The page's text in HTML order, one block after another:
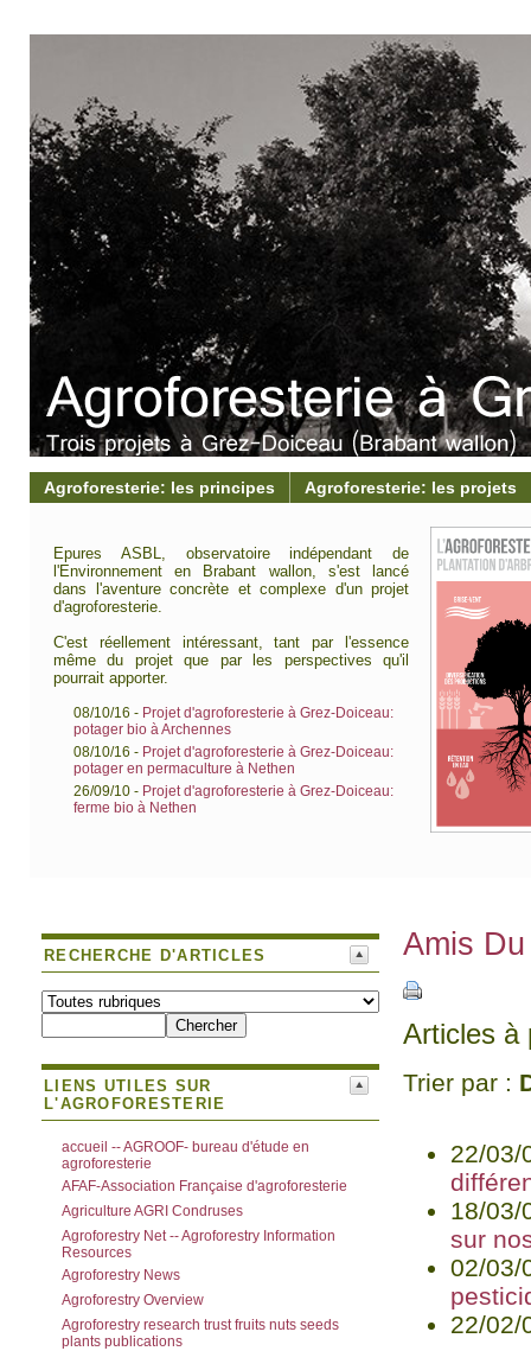
Agroforesterie: les principes Agroforesterie: les projets
Epures ASBL, observatoire indépendant de
l'Environnement en Brabant wallon, s'est lancé
dans l'aventure concrète et complexe d'un projet
d'agroforesterie.
C'est réellement intéressant, tant par l'essence
même du projet que par les perspectives qu'il
pourrait apporter.
08/10/16 - Projet d'agroforesterie à Grez-Doiceau:
potager bio à Archennes
08/10/16 - Projet d'agroforesterie à Grez-Doiceau:
potager en permaculture à Nethen
26/09/10 - Projet d'agroforesterie à Grez-Doiceau:
ferme bio à Nethen
RECHERCHE D'ARTICLES
LIENS UTILES SUR
L'AGROFORESTERIE
accueil -- AGROOF- bureau d'étude en
agroforesterie
AFAF-Association Française d'agroforesterie
Agriculture AGRI Condruses
Agroforestry Net -- Agroforestry Information
Resources
Agroforestry News
Agroforestry Overview
Agroforestry research trust fruits nuts seeds
plants publications
Amis
Articles à
Trier par :
22/
18/
sur
02/
22/